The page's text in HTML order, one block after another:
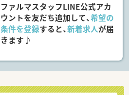
ファルマスタッフLINE公式アカ
ウントを友だち追加して、希望の
条件を登録すると、新着求人が届
きます♪